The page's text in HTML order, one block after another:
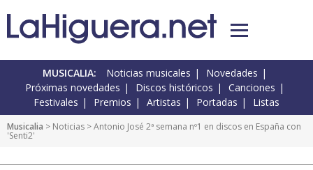
MUSICALIA: Noticias musicales
Novedades
Próximas novedades
Discos históricos
Canciones
Festivales
Premios Artistas Portadas Listas
Musicalia > Noticias > Antonio José 2ª semana nº1 en discos en España con
'Senti2'